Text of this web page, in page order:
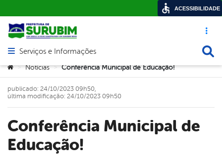
Acesso
Abrir menu principal de navegação
Serviços e Informações
Você está aqui:
> Notícias > Conferência Municipal de Educação!
Conferência Municipal de
Educação!
publicado: 24/10/2023 09h50,
última modificação: 24/10/2023 09h50
ACESSIBILIDADE